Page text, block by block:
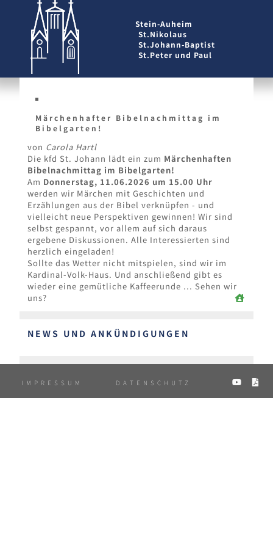
Stein-Auheim
St.Nikolaus
St.Johann-Baptist
St.Peter und Paul
Märchenhafter Bibelnachmittag im
Bibelgarten!
von Carola Hartl
Die kfd St. Johann lädt ein zum Märchenhaften
Bibelnachmittag im Bibelgarten!
Am Donnerstag, 11.06.2026 um 15.00 Uhr
werden wir Märchen mit Geschichten und
Erzählungen aus der Bibel verknüpfen - und
vielleicht neue Perspektiven gewinnen! Wir sind
selbst gespannt, vor allem auf sich daraus
ergebene Diskussionen. Alle Interessierten sind
herzlich eingeladen!
Sollte das Wetter nicht mitspielen, sind wir im
Kardinal-Volk-Haus. Und anschließend gibt es
wieder eine gemütliche Kaffeerunde ... Sehen wir
uns?
NEWS UND ANKÜNDIGUNGEN
IMPRESSUM DATENSCHUTZ